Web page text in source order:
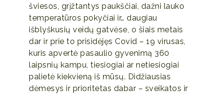
šviesos, grįžtantys paukščiai, dažni lauko
temperatūros pokyčiai ir… daugiau
išblyškusių veidų gatvėse, o šiais metais
dar ir prie to prisidėjęs Covid – 19 virusas,
kuris apvertė pasaulio gyvenimą 360
laipsnių kampu, tiesiogiai ar netiesiogiai
palietė kiekvieną iš mūsų. Didžiausias
dėmesys ir prioritetas dabar – sveikatos ir